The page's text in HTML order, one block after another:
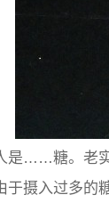
是……糖。老
于摄入过多的